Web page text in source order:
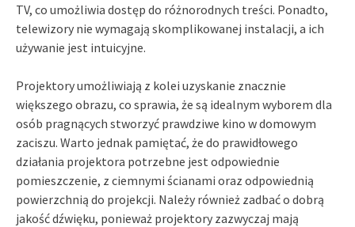
TV, co umożliwia dostęp do różnorodnych treści. Ponadto,
telewizory nie wymagają skomplikowanej instalacji, a ich
używanie jest intuicyjne.
Projektory umożliwiają z kolei uzyskanie znacznie
większego obrazu, co sprawia, że są idealnym wyborem dla
osób pragnących stworzyć prawdziwe kino w domowym
zaciszu. Warto jednak pamiętać, że do prawidłowego
działania projektora potrzebne jest odpowiednie
pomieszczenie, z ciemnymi ścianami oraz odpowiednią
powierzchnią do projekcji. Należy również zadbać o dobrą
jakość dźwięku, ponieważ projektory zazwyczaj mają